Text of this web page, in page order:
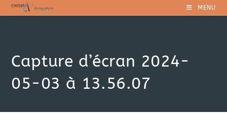
Skip
to
MENU
Capture d’écran 2024-
05-03 à 13.56.07